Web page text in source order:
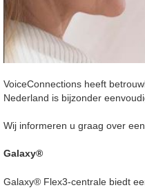
VoiceConnections heeft
Nederland is bijzonder
Wij informeren u graag over
Galaxy®
Galaxy® Flex3-centrale biedt